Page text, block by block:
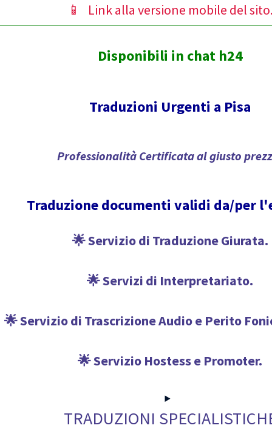
📱 Link alla versione mobile del
Disponibili in chat h24
Traduzioni Urgenti a Pisa
Professionalità Certificata al giusto
Traduzione documenti validi da/per
🌟 Servizio di Traduzione Giurata.
🌟 Servizi di Interpretariato.
🌟 Servizio di Trascrizione Audio e Perito
🌟 Servizio Hostess e Promoter.
TRADUZIONI